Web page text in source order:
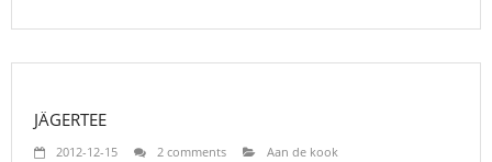
JÄGERTEE
2012-12-15 2 comments
Aan de kook